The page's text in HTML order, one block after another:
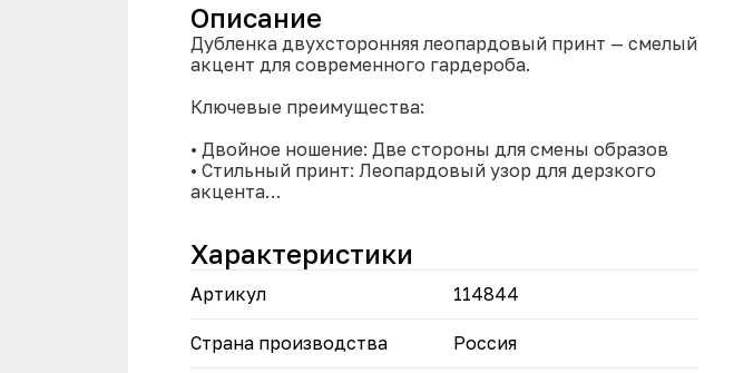
Описание
Дубленка двухсторонняя леопардовый принт — смелый
акцент для современного гардероба.
Ключевые преимущества:
• Двойное ношение: Две стороны для смены образов
• Стильный принт: Леопардовый узор для дерзкого
акцента
соответствия
Добавьте образу яркости с дубленкой леопардовый
Характеристики
Артикул 114844
Страна производства Россия